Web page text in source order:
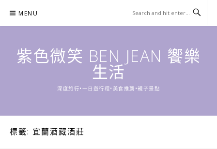
content
MENU
紫色微笑 BEN JEAN 饗樂
生活
深度旅行•一日遊行程•美食推薦•親子景點
標籤: 宜蘭酒藏酒莊